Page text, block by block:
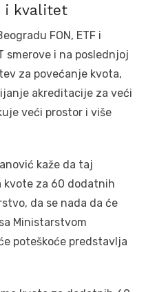
i kvalitet
FON, ETF i
i na poslednjoj
za povećanje kvota,
akreditacije za veći
veći prostor i više
kaže da taj
kvote za 60 dodatnih
da se nada da će
Ministarstvom
poteškoće predstavlja